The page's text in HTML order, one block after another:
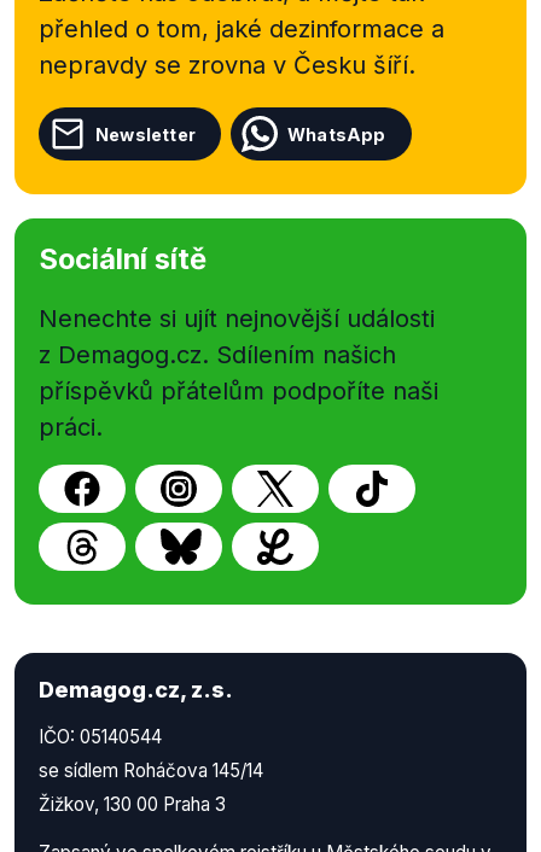
přehled o tom, jaké dezinformace a
nepravdy se zrovna v Česku šíří.
Newsletter WhatsApp
Sociální sítě
Nenechte si ujít nejnovější události
z Demagog.cz. Sdílením našich
příspěvků přátelům podpoříte naši
práci.
Demagog.cz, z.s.
IČO: 05140544
se sídlem Roháčova 145/14
Žižkov, 130 00 Praha 3